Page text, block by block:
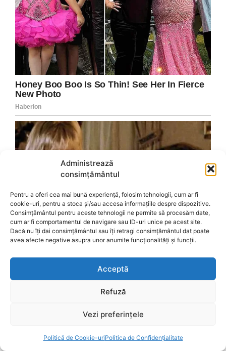
Administrează
consimțământul
Pentru a oferi cea mai bună experiență, folosim tehnologii, cum ar fi
cookie-uri, pentru a stoca și/sau accesa informațiile despre dispozitive.
Consimțământul pentru aceste tehnologii ne permite să procesăm date,
cum ar fi comportamentul de navigare sau ID-uri unice pe acest site.
Dacă nu îți dai consimțământul sau îți retragi consimțământul dat poate
avea afecte negative asupra unor anumite funcționalități și funcții.
Acceptă
Refuză
Vezi preferințele
Politică de Cookie-uriPolitica de Confidențialitate